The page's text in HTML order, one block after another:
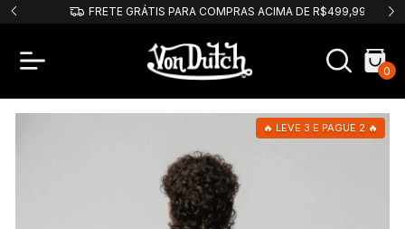
FRETE GRÁTIS PARA COMPRAS ACIMA DE R$499,99!
0
🔥 LEVE 3 E PAGUE 2 🔥